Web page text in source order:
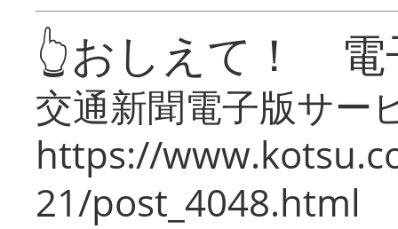
👆おしえて！ 電
交通新聞電子版サー
https://
21/post_4048.html